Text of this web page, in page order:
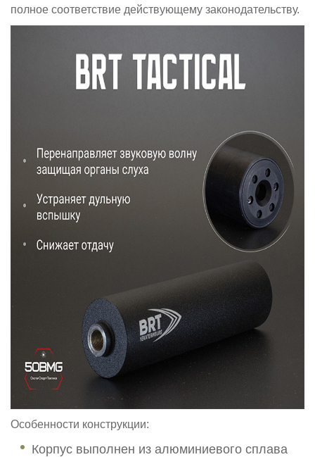
полное соответствие действующему законодательству.
Особенности конструкции:
Корпус выполнен из алюминиевого сплава